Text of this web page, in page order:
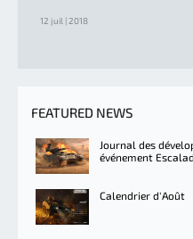
12 juil | 2018
FEATURED NEWS
Journal des
événement
Calendrier d'Août